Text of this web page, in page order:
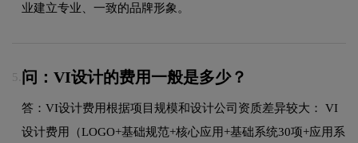
业建立专业、一致的品牌形象。
5. 问：VI设计的费用一般是多少？
答：VI设计费用根据项目规模和设计公司资质差异较大： VI
设计费用（LOGO+基础规范+核心应用+基础系统30项+应用系